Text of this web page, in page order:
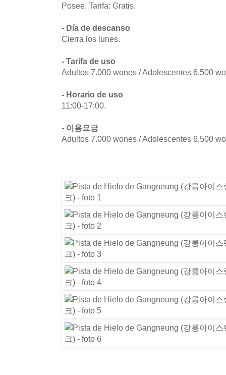
Posee. Tarifa: Gratis.
- Día de descanso
Cierra los lunes.
- Tarifa de uso
Adultos 7.000 wones / Adolescentes 6.500
- Horario de uso
11:00-17:00.
- 이용요금
Adultos 7.000 wones / Adolescentes 6.500